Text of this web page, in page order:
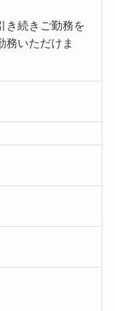
き続きご勤務を
務いただけま